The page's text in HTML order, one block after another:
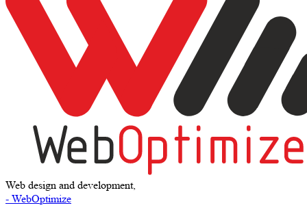
Web design and development,
- WebOptimize